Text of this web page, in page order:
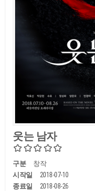
웃는 남자
구분
창작
시작일
2018-07-10
종료일
2018-08-26